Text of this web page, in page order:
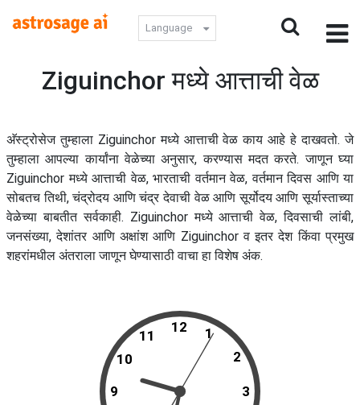
Language
Ziguinchor मध्ये आत्ताची वेळ
अ‍ॅस्ट्रोसेज तुम्हाला Ziguinchor मध्ये आत्ताची वेळ काय आहे हे दाखवतो. जे
तुम्हाला आपल्या कार्यांना वेळेच्या अनुसार, करण्यास मदत करते. जाणून घ्या
Ziguinchor मध्ये आत्ताची वेळ, भारताची वर्तमान वेळ, वर्तमान दिवस आणि या
सोबतच तिथी, चंद्रोदय आणि चंद्र देवाची वेळ आणि सूर्योदय आणि सूर्यास्ताच्या
वेळेच्या बाबतीत सर्वकाही. Ziguinchor मध्ये आत्ताची वेळ, दिवसाची लांबी,
जनसंख्या, देशांतर आणि अक्षांश आणि Ziguinchor व इतर देश किंवा प्रमुख
शहरांमधील अंतराला जाणून घेण्यासाठी वाचा हा विशेष अंक.
12
11
10
9 3
2
1